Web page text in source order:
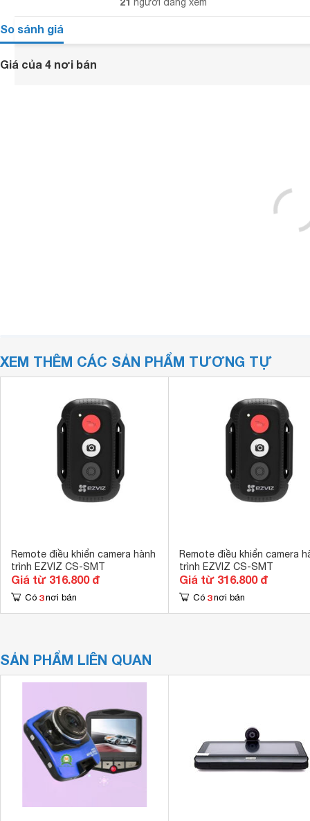
So sánh giá
Giá của 4 nơi bán
XEM THÊM CÁC SẢN PHẨM TƯƠNG TỰ
Remote điều khiển camera hành
trình EZVIZ CS-SMT
Giá từ 316.800 đ
Có 3 nơi bán
Remote điều khiển camera
trình EZVIZ CS-SMT
Giá từ 316.800 đ
Có 3 nơi bán
SẢN PHẨM LIÊN QUAN